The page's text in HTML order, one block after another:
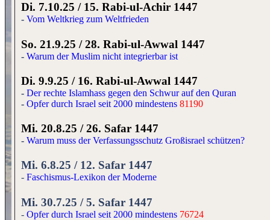
Di. 7.10.25 / 15. Rabi-ul-Achir 1447
- Vom Weltkrieg zum Weltfrieden
So. 21.9.25 / 28. Rabi-ul-Awwal 1447
- Warum der Muslim nicht integrierbar ist
Di. 9.9.25 / 16. Rabi-ul-Awwal 1447
- Der rechte Islamhass gegen den Schwur auf den Quran
- Opfer durch Israel seit 2000 mindestens 81190
Mi. 20.8.25 / 26. Safar 1447
- Warum muss der Verfassungsschutz Großisrael schützen?
Mi. 6.8.25 / 12. Safar 1447
- Faschismus-Lexikon der Moderne
Mi. 30.7.25 / 5. Safar 1447
- Opfer durch Israel seit 2000 mindestens 76724